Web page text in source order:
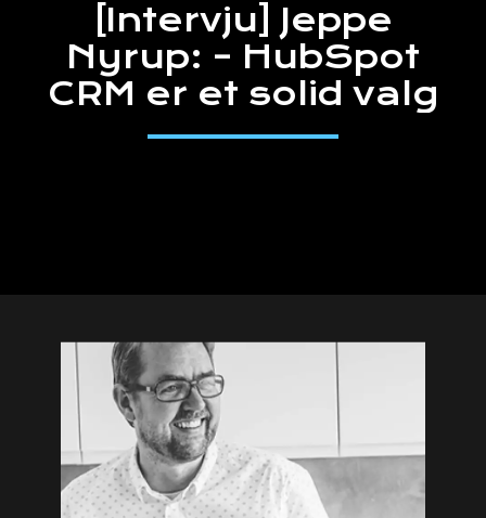
[Intervju]
Jeppe
Nyrup: – HubSpot
CRM er et solid valg